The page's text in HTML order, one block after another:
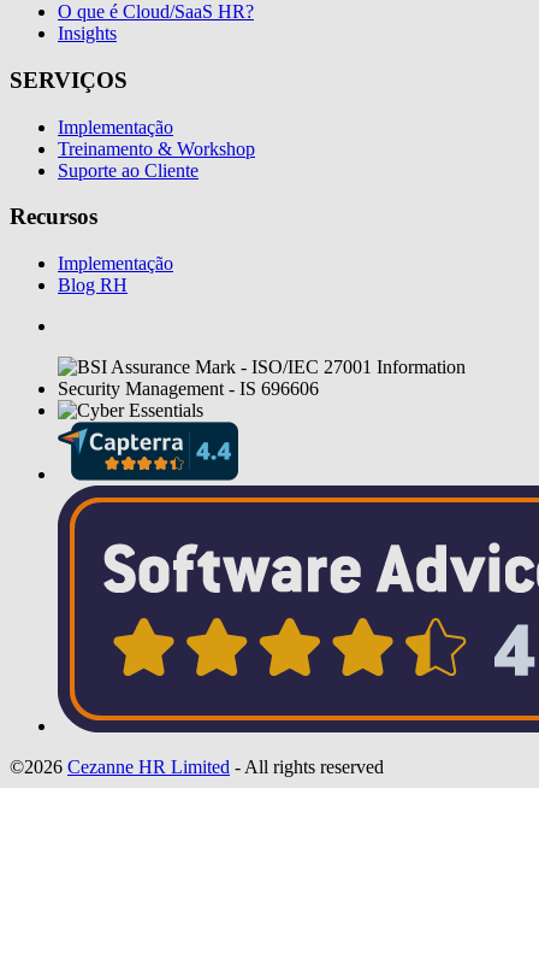
O que é Cloud/SaaS HR?
Insights
SERVIÇOS
Implementação
Treinamento & Workshop
Suporte ao Cliente
Recursos
Implementação
Blog RH
©2026 Cezanne HR Limited - All rights reserved